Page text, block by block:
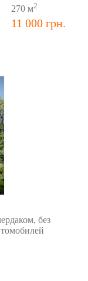
270 м2
11 000 грн.
без